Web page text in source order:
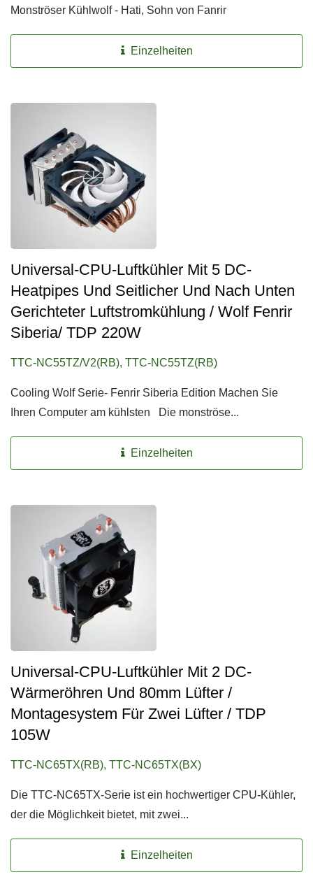
Monströser Kühlwolf - Hati, Sohn von Fanrir
Einzelheiten
Universal-CPU-Luftkühler Mit 5 DC-
Heatpipes Und Seitlicher Und Nach Unten
Gerichteter Luftstromkühlung / Wolf Fenrir
Siberia/ TDP 220W
TTC-NC55TZ/V2(RB), TTC-NC55TZ(RB)
Cooling Wolf Serie- Fenrir Siberia Edition Machen Sie
Ihren Computer am kühlsten Die monströse...
Einzelheiten
Universal-CPU-Luftkühler Mit 2 DC-
Wärmeröhren Und 80mm Lüfter /
Montagesystem Für Zwei Lüfter / TDP
105W
TTC-NC65TX(RB), TTC-NC65TX(BX)
Die TTC-NC65TX-Serie ist ein hochwertiger CPU-Kühler,
der die Möglichkeit bietet, mit zwei...
Einzelheiten